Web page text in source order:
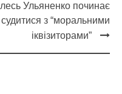
Ульяненко починає
судитися з “моральними
іквізиторами”